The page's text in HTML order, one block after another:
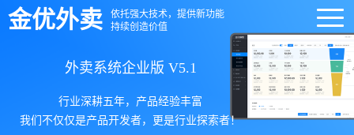
金优外卖
依托强大技术，提供新功能
持续创造价值
八年研发，JAVA原生，性能卓越！
外卖系统专业版 V5.1
外卖行业整体解决方案
帮您快速打造一个类似于美团、饿了么的外卖
外卖系统企业版 V5.1
行业深耕五年，产品经验丰富
我们不仅仅是产品开发者，更是行业探索者！
外卖系统生鲜版 V5.1
专为生鲜配送行业量身打造
提供订货+配送+分拣系统解决方案
外卖系统校园版 V5.1
成熟完善的校园外卖解决方案
助您轻松搭建校园外卖平台